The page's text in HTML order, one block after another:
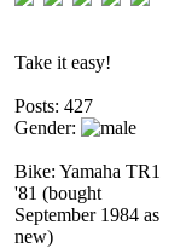
Take it easy!
Posts: 427
Gender:
Bike: Yamaha TR1
'81 (bought
September 1984 as
new)